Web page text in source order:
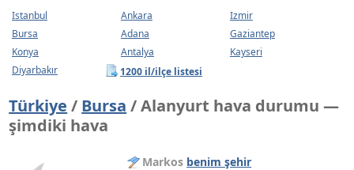
Istanbul Ankara
Izmir
Bursa
Adana
Gaziantep
Konya
Antalya
Kayseri
Diyarbakır
1200 il/ilçe listesi
Türkiye / Bursa / Alanyurt hava durumu —
şimdiki hava
Markos benim şehir